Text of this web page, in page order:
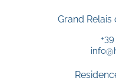
Grand